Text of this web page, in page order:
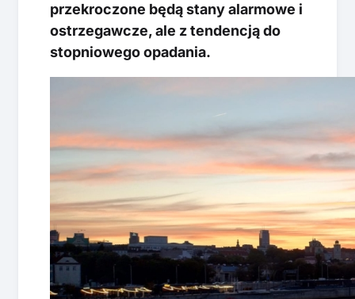
przekroczone będą stany alarmowe i
ostrzegawcze, ale z tendencją do
stopniowego opadania.